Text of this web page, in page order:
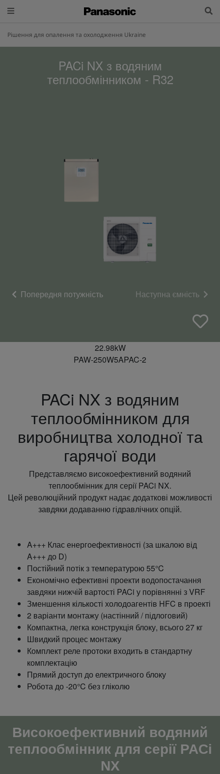
Рішення для опалення та охолодження Ukraine
PACi NX з водяним
теплообмінником - R32
Попередня потужність Наступна ємність
22.98kW
PAW-250W5APAC-2
PACi NX з водяним
теплообмінником для
виробництва холодної та
гарячої води
Представляємо високоефективний водяний
теплообмінник для серії PACi NX.
Цей революційний продукт надає додаткові можливості
завдяки додаванню гідравлічних опцій.
A+++ Клас енергоефективності (за шкалою від
A+++ до D)
Постійний потік з температурою 55°C
Економічно ефективні проекти водопостачання
завдяки нижчій вартості PACi у порівнянні з VRF
Зменшення кількості холодоагентів HFC в проекті
2 варіанти монтажу (настінний / підлоговий)
Компактна, легка конструкція блоку, всього 27 кг
Швидкий процес монтажу
Комплект реле протоки входить в стандартну
комплектацію
Прямий доступ до електричного блоку
Робота до -20°C без гліколю
Високоефективний водяний
теплообмінник для серії PACi
NX